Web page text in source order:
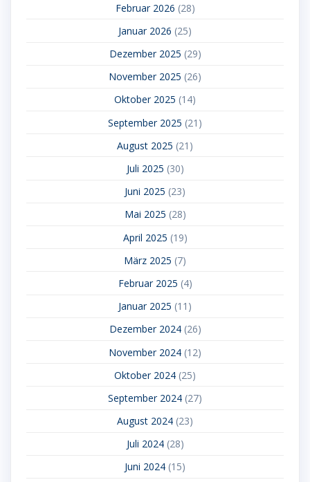
Februar 2026 (28)
Januar 2026 (25)
Dezember 2025 (29)
November 2025 (26)
Oktober 2025 (14)
September 2025 (21)
August 2025 (21)
Juli 2025 (30)
Juni 2025 (23)
Mai 2025 (28)
April 2025 (19)
März 2025 (7)
Februar 2025 (4)
Januar 2025 (11)
Dezember 2024(26)
November 2024 (12)
Oktober 2024 (25)
September 2024 (27)
August 2024 (23)
Juli 2024(28)
Juni 2024 (15)